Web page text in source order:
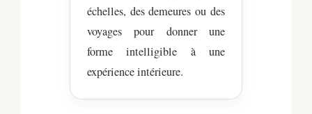
échelles, des demeures ou des
voyages pour donner une
forme intelligible à une
expérience intérieure.